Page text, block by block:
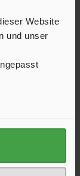
Website
und unser